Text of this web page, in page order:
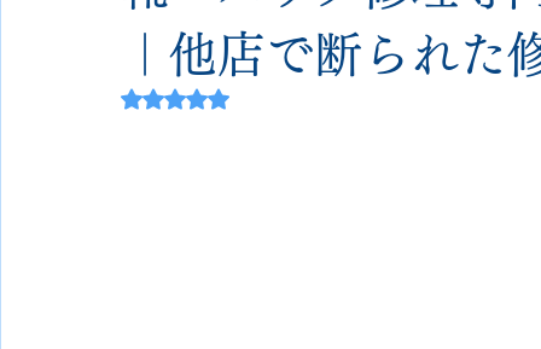
crockett&jones
｜他店で断られた
5つ星のうちNaNと評価されています。